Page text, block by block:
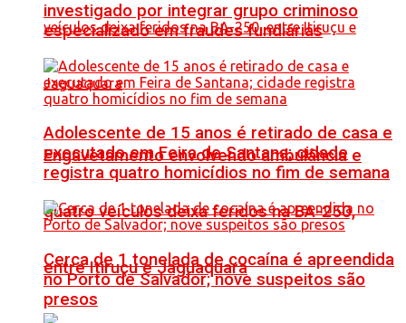
Engavetamento envolvendo ambulância e
quatro veículos deixa feridos na BA-250,
entre Itiruçu e Jaguaquara
investigado por integrar grupo criminoso
especializado em fraudes fundiárias
Adolescente de 15 anos é retirado de casa e
executado em Feira de Santana; cidade
registra quatro homicídios no fim de semana
Cerca de 1 tonelada de cocaína é apreendida
no Porto de Salvador; nove suspeitos são
presos